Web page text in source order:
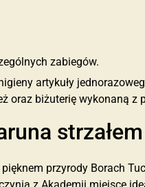
zabiegów.
artykuły
oraz biżuterię wykonaną z
przyrody Borach